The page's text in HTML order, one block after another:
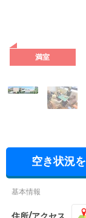
満室
空き状況
基本情報